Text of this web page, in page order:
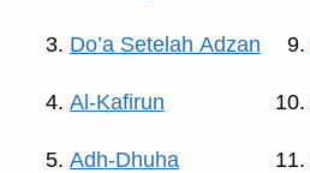
Do’a Setelah Adzan
Al-Kafirun
Adh-Dhuha